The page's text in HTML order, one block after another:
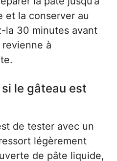
et la conserver au
la 30 minutes avant
revienne à
le gâteau est
de tester avec un
légèrement
de pâte liquide,